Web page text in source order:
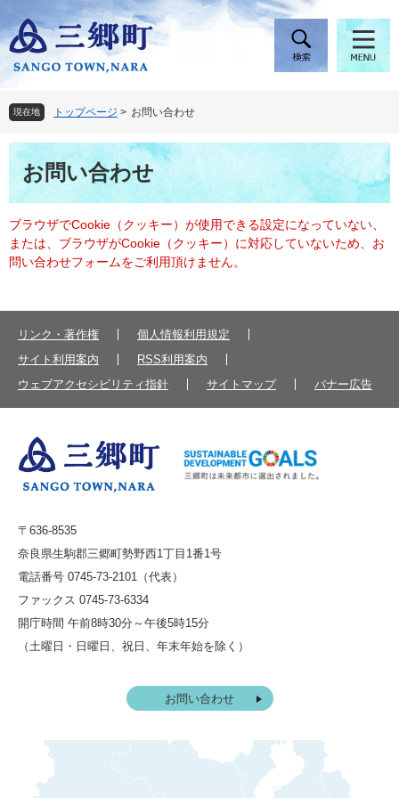
ー
ジ
頭
で
す
ニ
ュ
飛
ば
し
現在地 トップページ > お問い合わせ
本
文お問い合わせ
ブラウザでCookie（クッキー）が使用できる設定になっていない、
または、ブラウザがCookie（クッキー）に対応していないため、お
問い合わせフォームをご利用頂けません。
リンク・著作権
個人情報利用規定
サイト利用案内
RSS利用案内
ウェブアクセシビリティ指針
サイトマップ バナー広告
〒636-8535
奈良県生駒郡三郷町勢野西1丁目1番1号
電話番号 0745-73-2101（代表）
ファックス 0745-73-6334
開庁時間 午前8時30分～午後5時15分
（土曜日・日曜日、祝日、年末年始を除く）
お問い合わせ